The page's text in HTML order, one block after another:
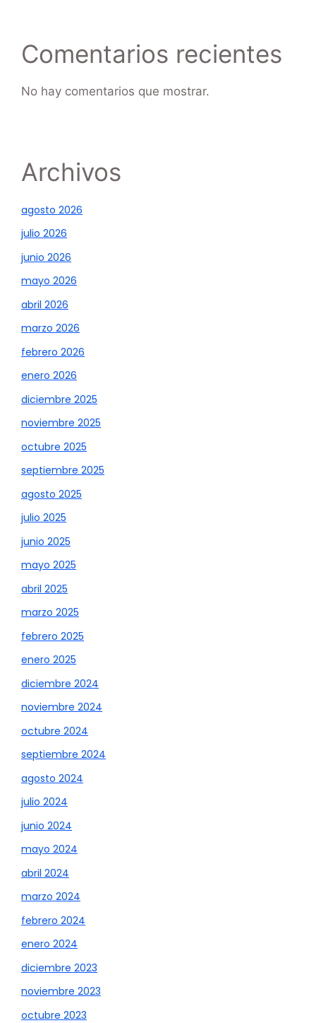
Comentarios recientes
No hay comentarios que mostrar.
Archivos
agosto 2026
julio 2026
junio 2026
mayo 2026
abril 2026
marzo 2026
febrero 2026
enero 2026
diciembre 2025
noviembre 2025
octubre 2025
septiembre 2025
agosto 2025
julio 2025
junio 2025
mayo 2025
abril 2025
marzo 2025
febrero 2025
enero 2025
diciembre 2024
noviembre 2024
octubre 2024
septiembre 2024
agosto 2024
julio 2024
junio 2024
mayo 2024
abril 2024
marzo 2024
febrero 2024
enero 2024
diciembre 2023
noviembre 2023
octubre 2023